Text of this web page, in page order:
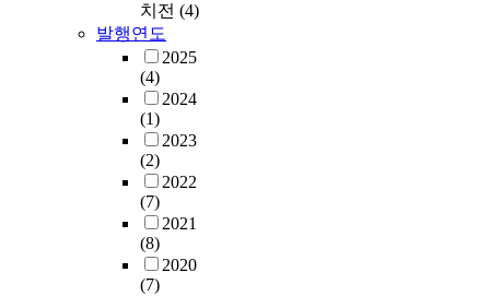
치전 (4)
발행연도
2025
(4)
2024
(1)
2023
(2)
2022
(7)
2021
(8)
2020
(7)